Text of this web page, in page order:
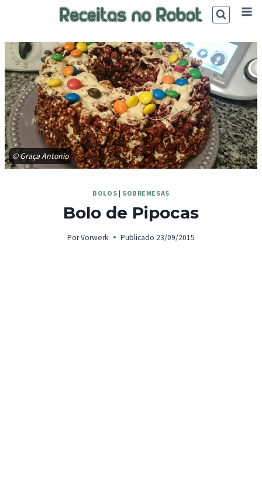
© Graça Antonio
BOLOS | SOBREMESAS
Bolo de Pipocas
PorVorwerk Publicado 23/09/2015